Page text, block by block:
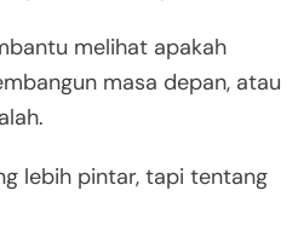
melihat apakah
masa depan, atau
lebih pintar, tapi tentang